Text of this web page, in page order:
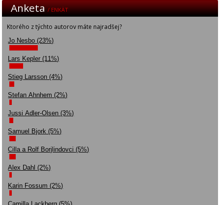
Anketa/ ENKÄT
Ktorého z týchto autorov máte najradšej?
Jo Nesbo (23%)
Lars Kepler (11%)
Stieg Larsson (4%)
Stefan Ahnhem (2%)
Jussi Adler-Olsen (3%)
Samuel Bjork (5%)
Cilla a Rolf Borjlindovci (5%)
Alex Dahl (2%)
Karin Fossum (2%)